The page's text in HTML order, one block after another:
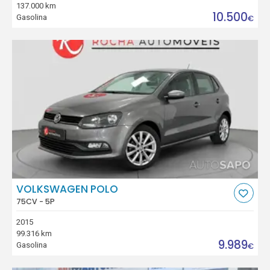
137.000 km
Gasolina
10.500€
VOLKSWAGEN POLO
75CV - 5P
2015
99.316 km
Gasolina
9.989€